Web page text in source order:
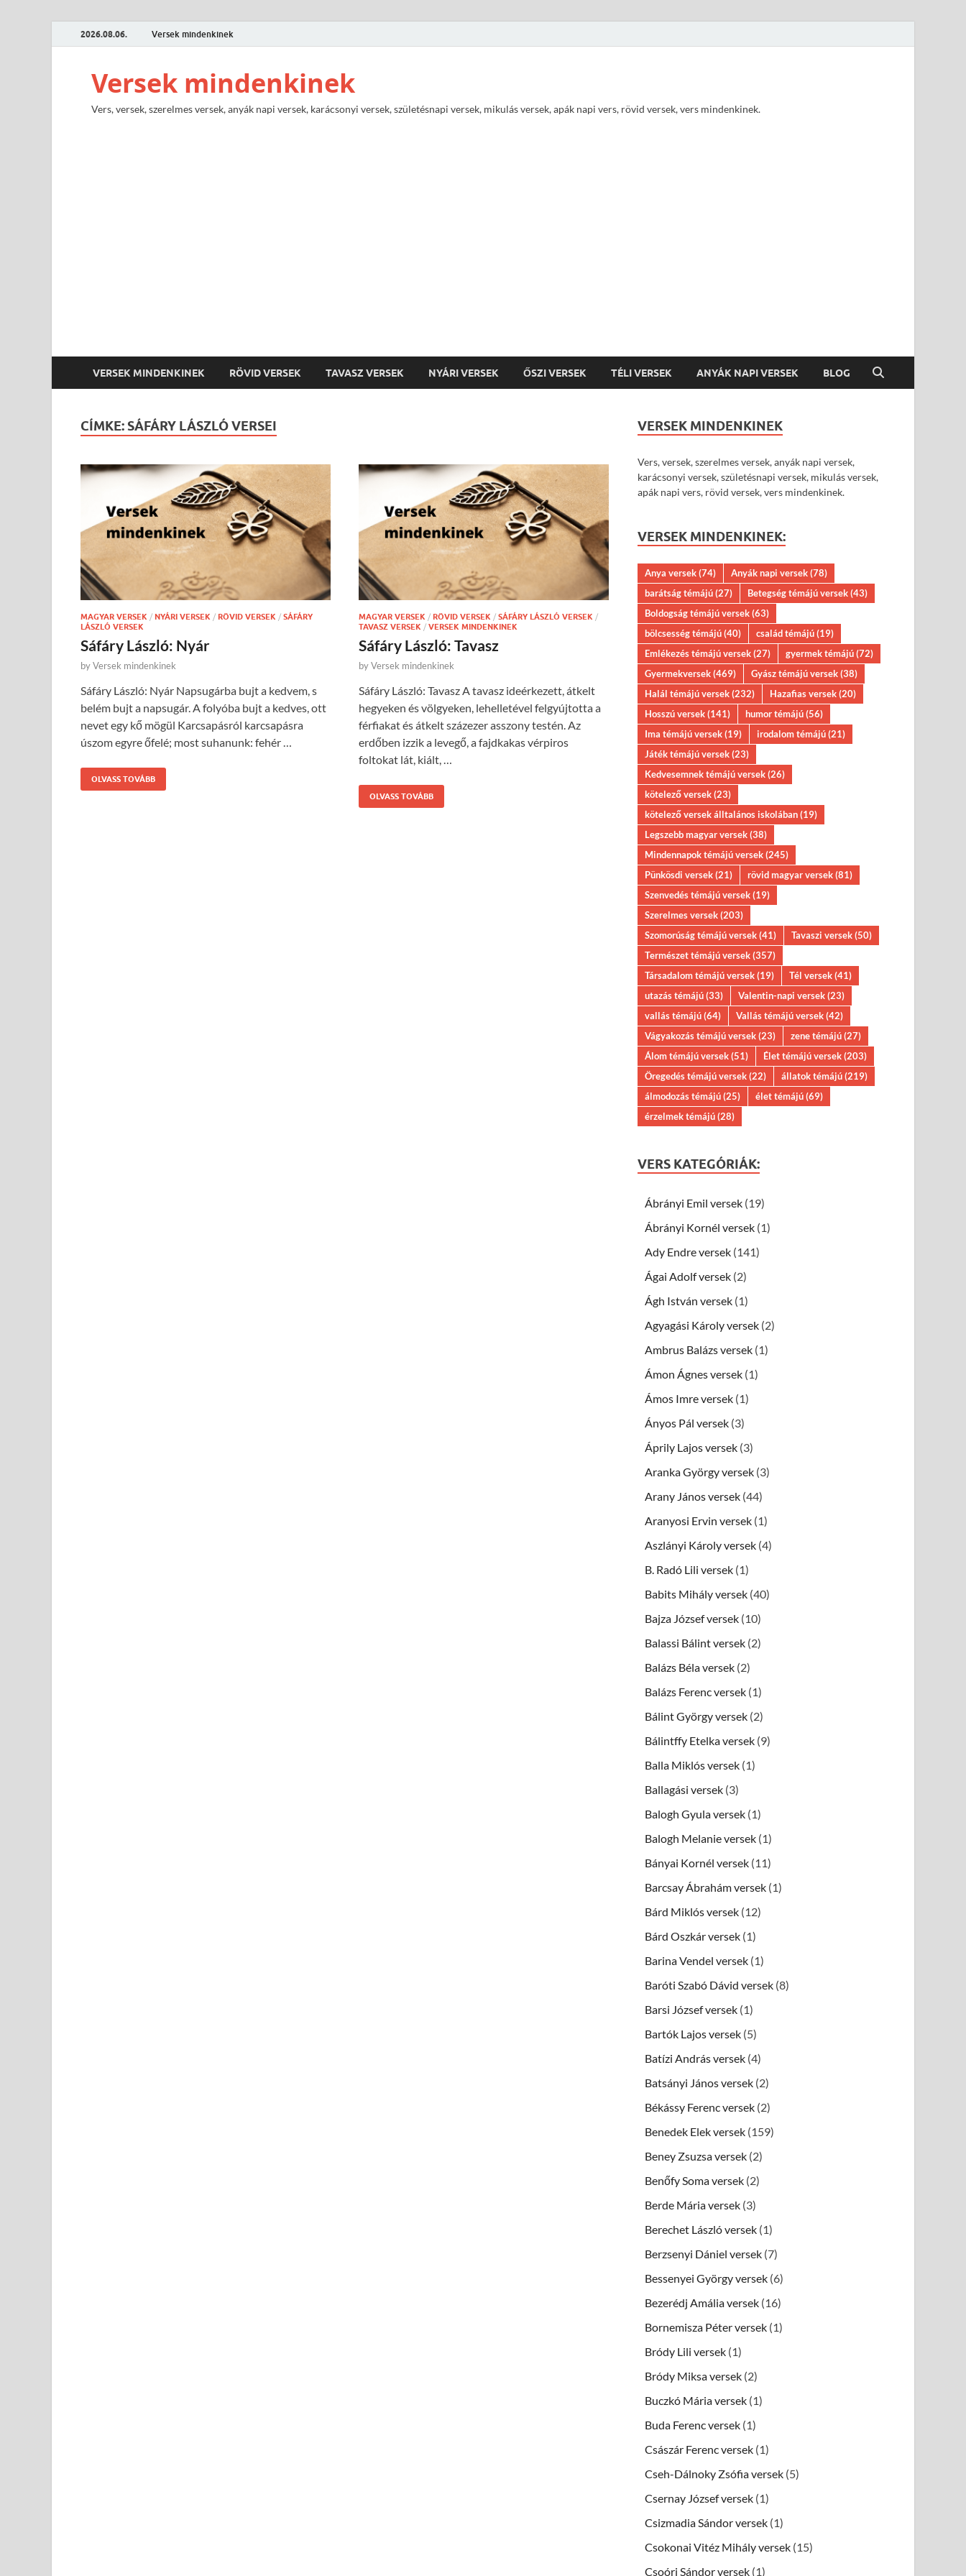
2026.08.06. Versek mindenkinek
Versek mindenkinek
Vers, versek, szerelmes versek, anyák napi versek, karácsonyi versek, születésnapi versek, mikulás versek, apák napi vers, rövid versek, vers mindenkinek.
VERSEK MINDENKINEK RÖVID VERSEK TAVASZ VERSEK NYÁRI VERSEK ŐSZI VERSEK TÉLI VERSEK ANYÁK NAPI VERSEK BLOG
CÍMKE: SÁFÁRY LÁSZLÓ VERSEI
MAGYAR VERSEK / NYÁRI VERSEK / RÖVID VERSEK / SÁFÁRY
LÁSZLÓ VERSEK
Sáfáry László: Nyár
byVersek mindenkinek
Sáfáry László: Nyár Napsugárba bujt a kedvem, s
belém bujt a napsugár. A folyóba bujt a kedves, ott
nevet egy kő mögül Karcsapásról karcsapásra
úszom egyre őfelé; most suhanunk: fehér …
OLVASS TOVÁBB
MAGYAR VERSEK / RÖVID VERSEK / SÁFÁRY LÁSZLÓ VERSEK /
TAVASZ VERSEK / VERSEK MINDENKINEK
Sáfáry László: Tavasz
byVersek mindenkinek
Sáfáry László: Tavasz A tavasz ideérkezett, átkelt
hegyeken és völgyeken, lehelletével felgyújtotta a
férfiakat és átkelt százezer asszony testén. Az
erdőben izzik a levegő, a fajdkakas vérpiros
foltokat lát, kiált, …
OLVASS TOVÁBB
VERSEK MINDENKINEK
Vers, versek, szerelmes versek, anyák napi versek,
karácsonyi versek, születésnapi versek, mikulás versek,
apák napi vers, rövid versek, vers mindenkinek.
VERSEK MINDENKINEK:
Anya versek(74) Anyák napi versek(78)
barátság témájú(27) Betegség témájú versek(43)
Boldogság témájú versek(63)
bölcsesség témájú(40) család témájú(19)
Emlékezés témájú versek(27) gyermek témájú(72)
Gyermekversek(469) Gyász témájú versek(38)
Halál témájú versek(232) Hazafias versek(20)
Hosszú versek(141) humor témájú(56)
Ima témájú versek(19) irodalom témájú(21)
Játék témájú versek(23)
Kedvesemnek témájú versek(26)
kötelező versek(23)
kötelező versek álltalános iskolában(19)
Legszebb magyar versek(38)
Mindennapok témájú versek(245)
Pünkösdi versek(21) rövid magyar versek(81)
Szenvedés témájú versek(19)
Szerelmes versek(203)
Szomorúság témájú versek(41) Tavaszi versek(50)
Természet témájú versek(357)
Társadalom témájú versek(19) Tél versek(41)
utazás témájú(33) Valentin-napi versek(23)
vallás témájú(64) Vallás témájú versek(42)
Vágyakozás témájú versek(23) zene témájú(27)
Álom témájú versek(51) Élet témájú versek(203)
Öregedés témájú versek(22) állatok témájú(219)
álmodozás témájú(25) élet témájú(69)
érzelmek témájú(28)
VERS KATEGÓRIÁK:
Ábrányi Emil versek (19)
Ábrányi Kornél versek (1)
Ady Endre versek (141)
Ágai Adolf versek (2)
Ágh István versek (1)
Agyagási Károly versek (2)
Ambrus Balázs versek (1)
Ámon Ágnes versek (1)
Ámos Imre versek (1)
Ányos Pál versek (3)
Áprily Lajos versek (3)
Aranka György versek (3)
Arany János versek (44)
Aranyosi Ervin versek (1)
Aszlányi Károly versek (4)
B. Radó Lili versek (1)
Babits Mihály versek (40)
Bajza József versek (10)
Balassi Bálint versek (2)
Balázs Béla versek (2)
Balázs Ferenc versek (1)
Bálint György versek (2)
Bálintffy Etelka versek (9)
Balla Miklós versek (1)
Ballagási versek (3)
Balogh Gyula versek (1)
Balogh Melanie versek (1)
Bányai Kornél versek (11)
Barcsay Ábrahám versek (1)
Bárd Miklós versek (12)
Bárd Oszkár versek (1)
Barina Vendel versek (1)
Baróti Szabó Dávid versek (8)
Barsi József versek (1)
Bartók Lajos versek (5)
Batízi András versek (4)
Batsányi János versek (2)
Békássy Ferenc versek (2)
Benedek Elek versek (159)
Beney Zsuzsa versek (2)
Benőfy Soma versek (2)
Berde Mária versek (3)
Berechet László versek (1)
Berzsenyi Dániel versek (7)
Bessenyei György versek (6)
Bezerédj Amália versek (16)
Bornemisza Péter versek (1)
Bródy Lili versek (1)
Bródy Miksa versek (2)
Buczkó Mária versek (1)
Buda Ferenc versek (1)
Császár Ferenc versek (1)
Cseh-Dálnoky Zsófia versek (5)
Csernay József versek (1)
Csizmadia Sándor versek (1)
Csokonai Vitéz Mihály versek (15)
Csoóri Sándor versek (1)